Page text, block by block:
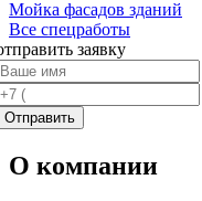
Мойка фасадов зданий
Все спецработы
заявку
О компании